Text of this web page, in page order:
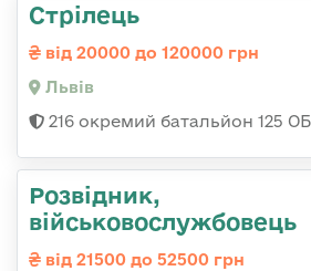
Стрілець
від 20000 до 120000 грн
Львів
216 окремий батальйон 125
Розвідник,
військовослужбовець
від 21500 до 52500 грн